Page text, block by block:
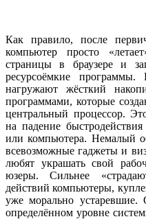
Как правило, после
компьютер просто
страницы в браузере и
ресурсоёмкие
нагружают жёсткий
программами, которые
центральный процессор.
на падение
или компьютера. Немалый
всевозможные гаджеты и
любят украшать свой
юзеры. Сильнее
действий компьютеры,
уже морально
определённом уровне